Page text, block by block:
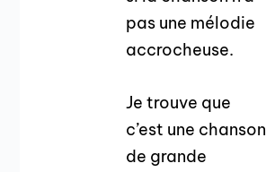
pas une mélodie
accrocheuse.
Je trouve que
c’est une chanson
de grande